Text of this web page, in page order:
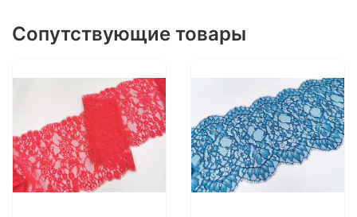
Сопутствующие товары